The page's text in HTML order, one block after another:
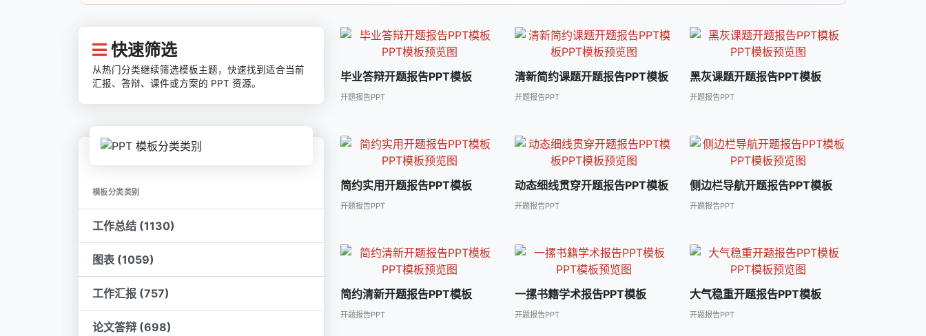
快速筛选
从热门分类继续筛选模板主题，快速找到适合当前
汇报、答辩、课件或方案的 PPT 资源。
模板分类类别
工作总结 (1130)
图表 (1059)
工作汇报 (757)
论文答辩 (698)
毕业答辩开题报告PPT模板
开题报告PPT
清新简约课题开题报告PPT模板
开题报告PPT
黑灰课题开题报告PPT模板
开题报告PPT
简约实用开题报告PPT模板
开题报告PPT
动态细线贯穿开题报告PPT模板
开题报告PPT
侧边栏导航开题报告PPT模板
开题报告PPT
简约清新开题报告PPT模板
开题报告PPT
一摞书籍学术报告PPT模板
开题报告PPT
大气稳重开题报告PPT模板
开题报告PPT